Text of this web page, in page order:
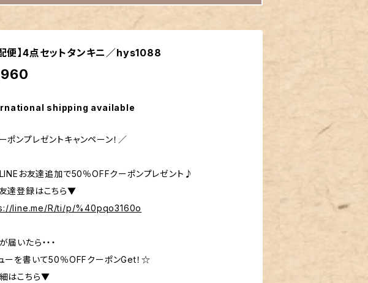
配便】4点セットタンキニ／hys1088
shipping available
ポンプレゼントキャンペーン！／
お友達追加で50％OFFクーポンプレゼント♪
達登録はこちら▼
line.me/R/ti/p/%40pqo3160o
届いたら・・・
ーを書いて50％OFFクーポンGet！☆
はこちら▼